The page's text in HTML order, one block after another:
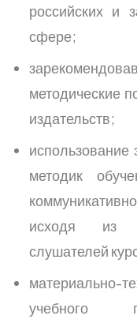
российских и
сфере;
методические
издательств;
методик
исходя из
слушателей
материально-
учебного